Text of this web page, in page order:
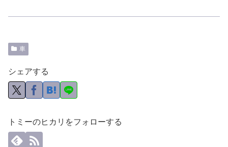
車
シェアする
トミーのヒカリをフォローする